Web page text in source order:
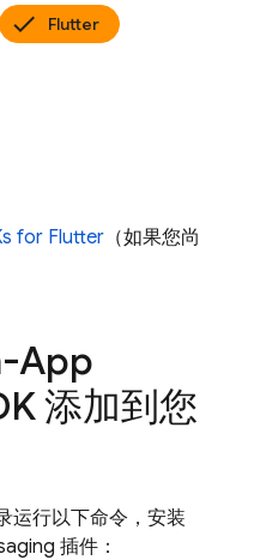
Flutter
for Flutter （如果您尚
App
添加到您
运行以下命令，安装
插件：